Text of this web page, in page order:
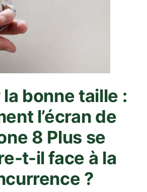
bonne taille :
l’écran de
8 Plus se
t-il face à la
?